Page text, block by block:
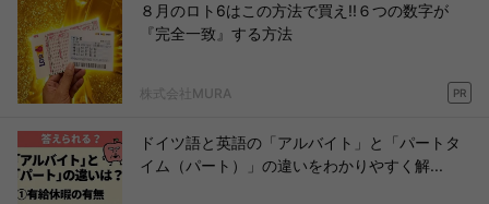
８月のロト6はこの方法で買え!!６つの数字が
『完全一致』する方法
株式会社MURA PR
ドイツ語と英語の「アルバイト」と「パートタ
イム（パート）」の違いをわかりやすく解...